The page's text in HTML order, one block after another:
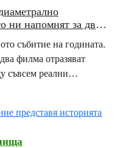
ни напомнят за две
събитие на годината.
филма отразяват
съвсем реални
замърсяването с